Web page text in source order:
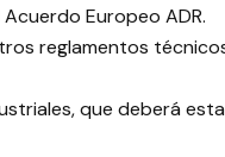
Europeo ADR.
reglamentos
que deberá